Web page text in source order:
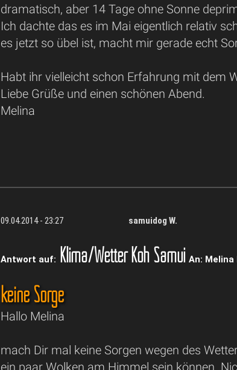
dramatisch, aber 14 Tage ohne Sonne
Ich dachte das es im Mai eigentlich relativ
es jetzt so übel ist, macht mir gerade echt
Habt ihr vielleicht schon Erfahrung mit dem
Liebe Grüße und einen schönen Abend.
Melina
09.04.2014 - 23:27 samuidog W.
Antwort auf: Klima/Wetter Koh SamuiAn: Melina
keine Sorge
Hallo Melina
mach Dir mal keine Sorgen wegen des